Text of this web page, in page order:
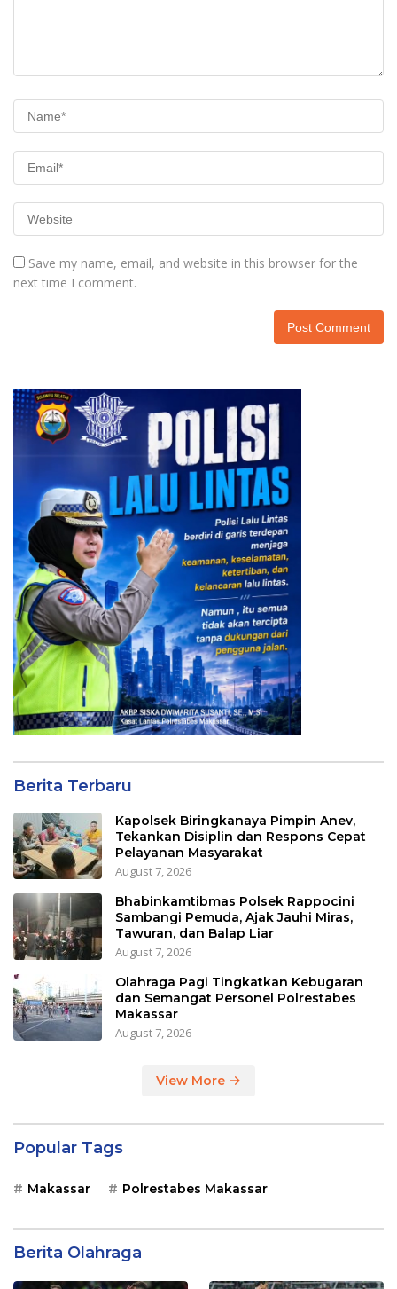
Save my name, email, and website in this browser for the
next time I comment.
Berita Terbaru
Kapolsek Biringkanaya Pimpin Anev,
Tekankan Disiplin dan Respons Cepat
Pelayanan Masyarakat
August 7, 2026
Bhabinkamtibmas Polsek Rappocini
Sambangi Pemuda, Ajak Jauhi Miras,
Tawuran, dan Balap Liar
August 7, 2026
Olahraga Pagi Tingkatkan Kebugaran
dan Semangat Personel Polrestabes
Makassar
August 7, 2026
View More
Popular Tags
Makassar Polrestabes Makassar
Berita Olahraga